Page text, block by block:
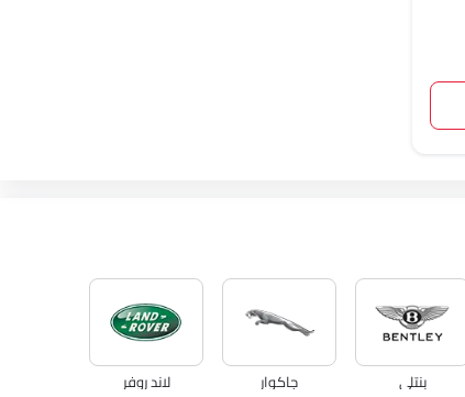
بنتلي جاكوار لاند روفر